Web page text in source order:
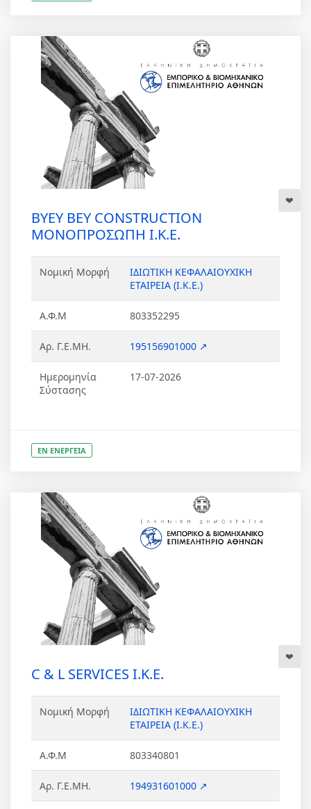
BYEY BEY CONSTRUCTION
ΜΟΝΟΠΡΟΣΩΠΗ Ι.Κ.Ε.
Νομική Μορφή
ΙΔΙΩΤΙΚΗ ΚΕΦΑΛΑΙΟΥΧΙΚΗ
ΕΤΑΙΡΕΙΑ (Ι.Κ.Ε.)
Α.Φ.Μ 803352295
Αρ. Γ.Ε.ΜΗ. 195156901000 ↗
Ημερομηνία
Σύστασης
17-07-2026
ΕΝ ΕΝΕΡΓΕΙΑ
C & L SERVICES Ι.Κ.Ε.
Νομική Μορφή
ΙΔΙΩΤΙΚΗ ΚΕΦΑΛΑΙΟΥΧΙΚΗ
ΕΤΑΙΡΕΙΑ (Ι.Κ.Ε.)
Α.Φ.Μ 803340801
Αρ. Γ.Ε.ΜΗ. 194931601000 ↗